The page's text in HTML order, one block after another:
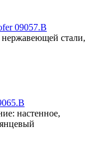
09057.B
стали,
настенное,